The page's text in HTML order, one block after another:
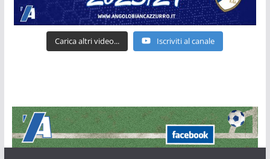
Carica altri video... Iscriviti al canale